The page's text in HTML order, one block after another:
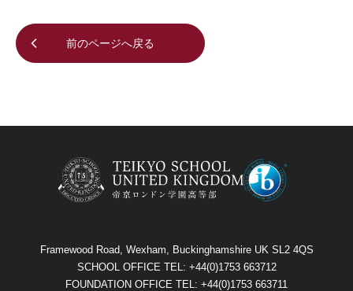
前のページへ戻る
Framewood Road, Wexham, Buckinghamshire UK SL2 4QS
SCHOOL OFFICE TEL: +44(0)1753 663712
FOUNDATION OFFICE TEL: +44(0)1753 663711